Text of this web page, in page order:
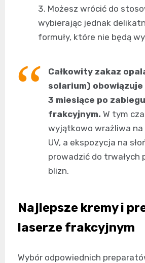
Możesz wrócić do
wybierając jednak
formuły, które nie będą
Całkowity zakaz
solarium) obowiązuje
3 miesiące po
frakcyjnym. W tym
wyjątkowo wrażliwa na
UV, a ekspozycja na
prowadzić do trwałych
blizn.
Najlepsze kremy i
laserze frakcyjnym
Wybór odpowiednich